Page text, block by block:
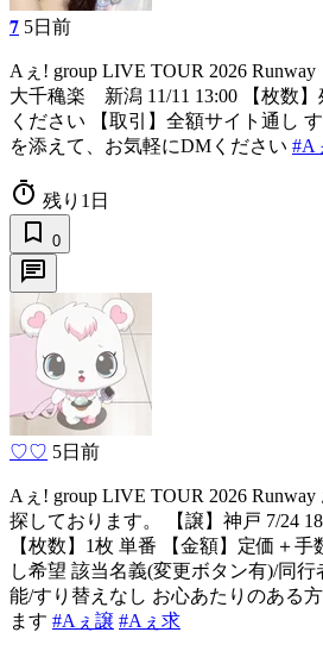
𝟕 5日前
Aぇ! group LIVE TOUR 2026
大千穐楽 新潟 11/11 13:00 【枚数
ください 【取引】全額サイト通し
を添えて、お気軽にDMください #A
timer 残り1日
bookmark_border 0
chat
♡♡ 5日前
Aぇ! group LIVE TOUR 2026
探しております。 【譲】神戸 7/24
【枚数】1枚 単番 【金額】定価＋
し希望 該当名義(変更ボタン有)/同
能/すり替えなし お心あたりのある
ます #Aぇ譲 #Aぇ求